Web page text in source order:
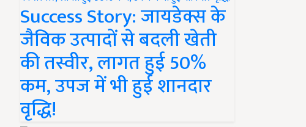
Success Story: जायडेक्स के
जैविक उत्पादों से बदली खेती
की तस्वीर, लागत हुई 50%
कम, उपज में भी हुई शानदार
वृद्धि!